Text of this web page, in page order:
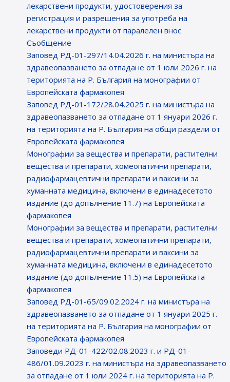
лекарствени продукти, удостоверения за
регистрация и разрешения за употреба на
лекарствени продукти от паралелен внос
Съобщение
Заповед РД-01-297/14.04.2026 г. на министъра на
здравеопазването за отпадане от 1 юли 2026 г. на
територията на Р. България на монографии от
Европейската фармакопея
Заповед РД-01-172/28.04.2025 г. на министъра на
здравеопазването за отпадане от 1 януари 2026 г.
на територията на Р. България на общи раздели от
Европейската фармакопея
Монографии за вещества и препарати, растителни
вещества и препарати, хомеопатични препарати,
радиофармацевтични препарати и ваксини за
хуманната медицина, включени в единадесетото
издание (до допълнение 11.7) на Европейската
фармакопея
Монографии за вещества и препарати, растителни
вещества и препарати, хомеопатични препарати,
радиофармацевтични препарати и ваксини за
хуманната медицина, включени в единадесетото
издание (до допълнение 11.5) на Европейската
фармакопея
Заповед РД-01-65/09.02.2024 г. на министъра на
здравеопазването за отпадане от 1 януари 2025 г.
на територията на Р. България на монографии от
Европейската фармакопея
Заповеди РД-01-422/02.08.2023 г. и РД-01-
486/01.09.2023 г. на министъра на здравеопазването
за отпадане от 1 юли 2024 г. на територията на Р.